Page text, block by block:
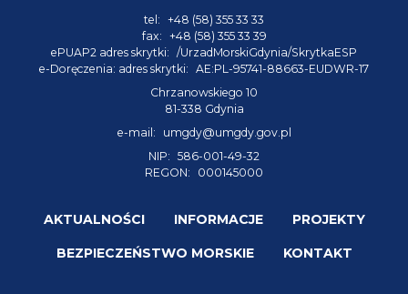
tel: +48 (58) 355 33 33
fax: +48 (58) 355 33 39
ePUAP2 adres skrytki: /UrzadMorskiGdynia/SkrytkaESP
e-Doręczenia: adres skrytki: AE:PL-95741-88663-EUDWR-17
Chrzanowskiego 10
81-338 Gdynia
e-mail:
umgdy@umgdy.gov.pl
NIP: 586-001-49-32
REGON:
000145000
AKTUALNOŚCI INFORMACJE PROJEKTY
BEZPIECZEŃSTWO MORSKIE KONTAKT